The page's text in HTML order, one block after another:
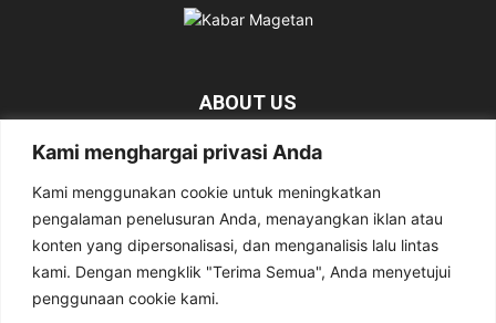
Kami menghargai privasi Anda
Kami menggunakan cookie untuk meningkatkan
pengalaman penelusuran Anda, menayangkan iklan atau
konten yang dipersonalisasi, dan menganalisis lalu lintas
kami. Dengan mengklik "Terima Semua", Anda menyetujui
penggunaan cookie kami.
ABOUT US
KabarMagetan.com merupakan kumpulan informasi dan berita
Contact us:kabarmagetan@gmail.com
FOLLOW US